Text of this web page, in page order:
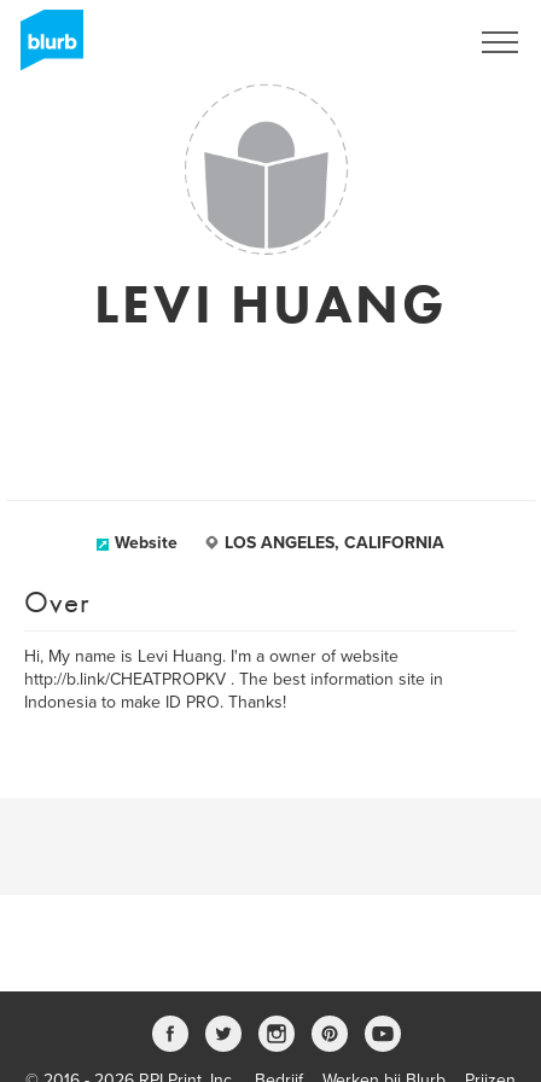
LEVI HUANG
Website LOS ANGELES, CALIFORNIA
Over
Hi, My name is Levi Huang. I'm a owner of website
http://b.link/CHEATPROPKV . The best information site in
Indonesia to make ID PRO. Thanks!